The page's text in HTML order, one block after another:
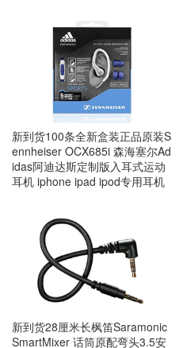
新到货100条全新盒装正品原装S
ennheiser OCX685i 森海塞尔Ad
idas阿迪达斯定制版入耳式运动
耳机 iphone ipad ipod专用耳机
新到货28厘米长枫笛Saramonic
SmartMixer 话筒原配弯头3.5安